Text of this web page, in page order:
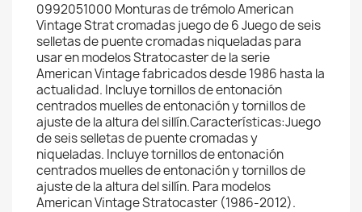
0992051000 Monturas de trémolo American
Vintage Strat cromadas juego de 6 Juego de seis
selletas de puente cromadas niqueladas para
usar en modelos Stratocaster de la serie
American Vintage fabricados desde 1986 hasta la
actualidad. Incluye tornillos de entonación
centrados muelles de entonación y tornillos de
ajuste de la altura del sillín.Características:Juego
de seis selletas de puente cromadas y
niqueladas. Incluye tornillos de entonación
centrados muelles de entonación y tornillos de
ajuste de la altura del sillín. Para modelos
American Vintage Stratocaster (1986-2012).